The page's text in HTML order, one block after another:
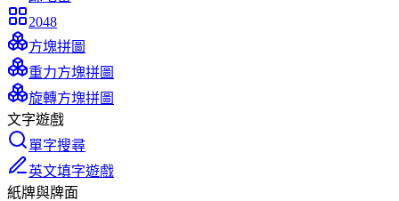
2048
方塊拼圖
重力方塊拼圖
旋轉方塊拼圖
文字遊戲
單字搜尋
英文填字遊戲
紙牌與牌面